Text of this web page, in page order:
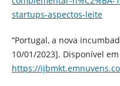
startups-aspectos-leite
“Portugal, a nova
10/01/2023]. Disponível em
https://